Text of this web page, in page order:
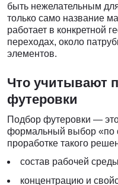
быть нежелательным
только само название
работает в конкретной
переходах, около
элементов.
Что учитывают
футеровки
Подбор футеровки —
формальный выбор «по
проработке такого
состав рабочей
концентрацию и